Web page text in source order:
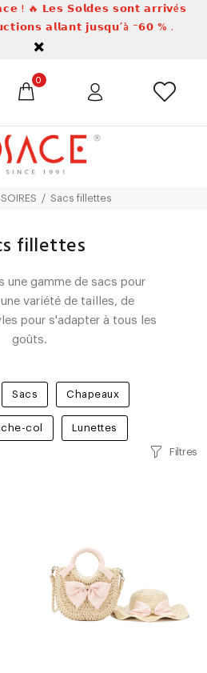
! 🔥 𝗟𝗲𝘀 𝗦𝗼𝗹𝗱𝗲𝘀 𝘀𝗼𝗻𝘁 𝗮𝗿𝗿𝗶𝘃é𝘀
𝗮𝗹𝗹𝗮𝗻𝘁 𝗷𝘂𝘀𝗾𝘂’à ⁻𝟲𝟬 % .
0
Sacs fillettes
fillettes
une gamme de sacs pour
variété de tailles, de
pour s'adapter à tous les
goûts.
Sacs Chapeaux
col Lunettes
Filtres